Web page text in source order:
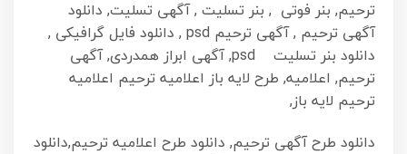
ترحیم, بنر فوتی , بنر تسلیت , آگهی تسلیت, دانلود
آگهی ترحیم , آگهی ترحیم psd , دانلود فایل گرافیکی ,
دانلود بنر تسلیت psd, آگهی ابراز همدردی, آگهی
ترحیم, اعلامیه, طرح لایه باز اعلامیه ترحیم اعلامیه
ترحیم لایه باز,
دانلود طرح آگهی ترحیم, دانلود طرح اعلامیه ترحیم,دانلود